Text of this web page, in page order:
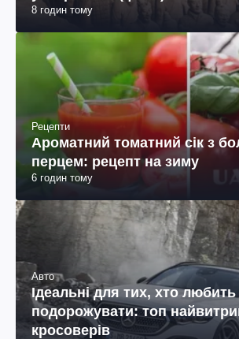
8 годин тому
Рецепти
Ароматний томатний сік з
перцем: рецепт на зиму
6 годин тому
Авто
Ідеальні для тих, хто любить
подорожувати: топ
кросоверів